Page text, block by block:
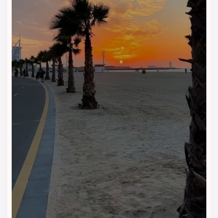
می‌دهند.
استخر سرپوشیده
استخر سرپوشیده هتل کوروش فضایی تمیز و آرام برای شنا و
ریلکس کردن فراهم می‌کند. مهمانان در هر فصل از سال می‌توانند
از این استخر استفاده کنند و لحظاتی آرامش‌بخش داشته باشند.
سونا و
بخش سونا و جکوزی هتل، گزینه‌ای عالی برای رفع خستگی بعد از
یک روز شلوغ در جزیره است. این امکانات حس آرامش و تمدد اعصاب
را به اقامت شما اضافه می‌کنند.
🏋️ باشگاه ورزشی
باشگاه ورزشی هتل کوروش با تجهیزات مناسب، امکان ادامه
تمرینات روزانه را در طول سفر فراهم می‌کند. این فضا برای
مهمانانی که به ورزش و تناسب اندام اهمیت می‌دهند، بسیار
کاربردی است.